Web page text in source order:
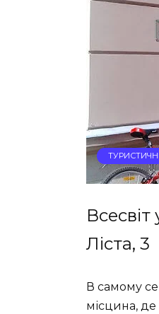
Ліста, 3
В самому
місцина, де